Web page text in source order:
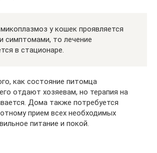
у кошек проявляется
симптомами, то лечение
в стационаре.
как состояние питомца
отдают хозяевам, но терапия на
Дома также потребуется
прием всех необходимых
питание и покой.